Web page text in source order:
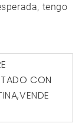
tengo
CON
,VENDE